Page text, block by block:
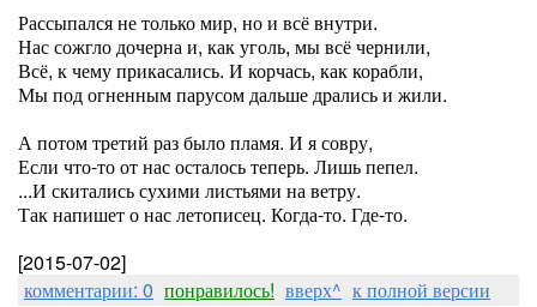
Рассыпался не только мир, но и всё внутри.
Нас сожгло дочерна и, как уголь, мы всё чернили,
Всё, к чему прикасались. И корчась, как корабли,
Мы под огненным парусом дальше дрались и жили.
А потом третий раз было пламя. И я совру,
Если что-то от нас осталось теперь. Лишь пепел.
...И скитались сухими листьями на ветру.
Так напишет о нас летописец. Когда-то. Где-то.
[2015-07-02]
комментарии: 0 понравилось! вверх^ к полной версии